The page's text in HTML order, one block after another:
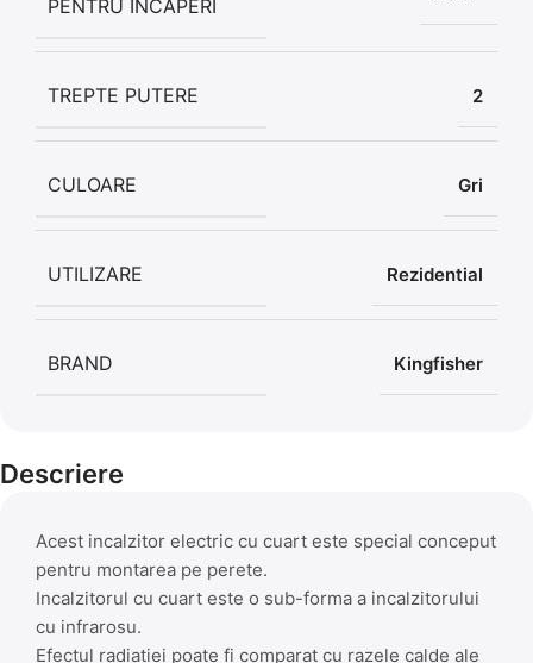
PENTRU INCAPERI
TREPTE PUTERE 2
CULOARE Gri
UTILIZARE Rezidential
BRAND Kingfisher
Descriere
Acest incalzitor electric cu cuart este special conceput
pentru montarea pe perete.
Incalzitorul cu cuart este o sub-forma a incalzitorului
cu infrarosu.
Efectul radiatiei poate fi comparat cu razele calde ale